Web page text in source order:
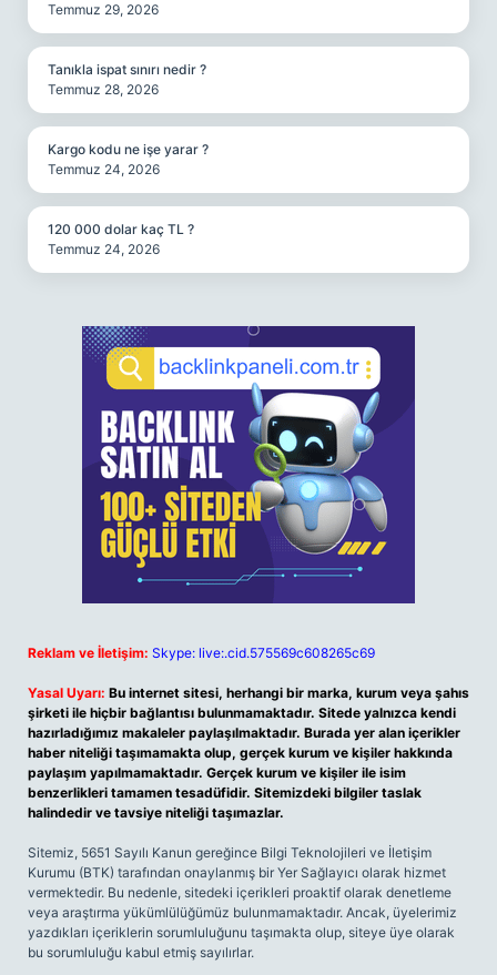
Temmuz 29, 2026
Tanıkla ispat sınırı nedir ?
Temmuz 28, 2026
Kargo kodu ne işe yarar ?
Temmuz 24, 2026
120 000 dolar kaç TL ?
Temmuz 24, 2026
Reklam ve İletişim: Skype: live:.cid.575569c608265c69
Yasal Uyarı: Bu internet sitesi, herhangi bir marka, kurum veya şahıs
şirketi ile hiçbir bağlantısı bulunmamaktadır. Sitede yalnızca kendi
hazırladığımız makaleler paylaşılmaktadır. Burada yer alan içerikler
haber niteliği taşımamakta olup, gerçek kurum ve kişiler hakkında
paylaşım yapılmamaktadır. Gerçek kurum ve kişiler ile isim
benzerlikleri tamamen tesadüfidir. Sitemizdeki bilgiler taslak
halindedir ve tavsiye niteliği taşımazlar.
Sitemiz, 5651 Sayılı Kanun gereğince Bilgi Teknolojileri ve İletişim
Kurumu (BTK) tarafından onaylanmış bir Yer Sağlayıcı olarak hizmet
vermektedir. Bu nedenle, sitedeki içerikleri proaktif olarak denetleme
veya araştırma yükümlülüğümüz bulunmamaktadır. Ancak, üyelerimiz
yazdıkları içeriklerin sorumluluğunu taşımakta olup, siteye üye olarak
bu sorumluluğu kabul etmiş sayılırlar.